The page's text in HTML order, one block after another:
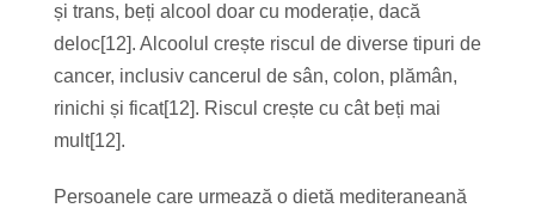
și trans, beți alcool doar cu moderație, dacă
deloc[12]. Alcoolul crește riscul de diverse tipuri de
cancer, inclusiv cancerul de sân, colon, plămân,
rinichi și ficat[12]. Riscul crește cu cât beți mai
mult[12].
Persoanele care urmează o dietă mediteraneană